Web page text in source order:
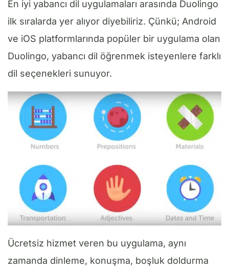
En iyi yabancı dil uygulamaları arasında Duolingo
ilk sıralarda yer alıyor diyebiliriz. Çünkü; Android
ve iOS platformlarında popüler bir uygulama olan
Duolingo, yabancı dil öğrenmek isteyenlere farklı
dil seçenekleri sunuyor.
Ücretsiz hizmet veren bu uygulama, aynı
zamanda dinleme, konuşma, boşluk doldurma